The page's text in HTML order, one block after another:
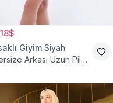
Giyim Siyah
Arkası Uzun Pileli